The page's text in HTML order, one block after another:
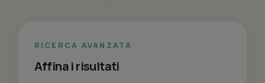
RICERCA AVANZATA
Affina i risultati